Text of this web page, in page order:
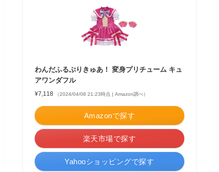
わんだふるぷりきゅあ！ 変身プリチューム キュ
アワンダフル
¥7,118 （2024/04/08 21:23時点 | Amazon調べ）
Amazonで探す
楽天市場で探す
Yahooショッピングで探す